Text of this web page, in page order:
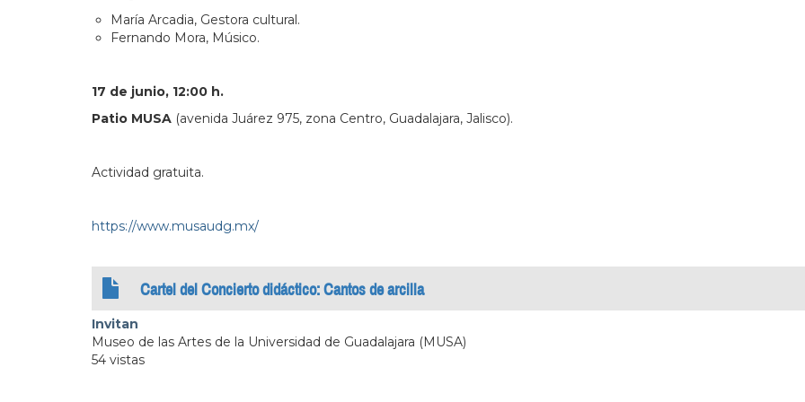
María Arcadia, Gestora cultural.
Fernando Mora, Músico.
17 de junio, 12:00 h.
Patio MUSA (avenida Juárez 975, zona Centro, Guadalajara, Jalisco).
Actividad gratuita.
https://www.musaudg.mx/
Cartel del Concierto didáctico: Cantos de arcilla
Invitan
Museo de las Artes de la Universidad de Guadalajara (MUSA)
54 vistas